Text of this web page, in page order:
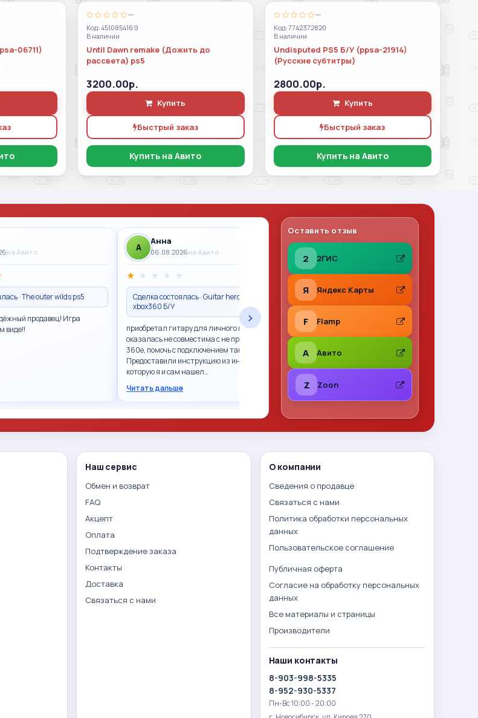
06711)
—
Код: 4510854169
В наличии
Until Dawn remake (Дожить до
рассвета) ps5
3200.00р.
Купить
Быстрый заказ
Купить на Авито
—
Код: 7742372820
В наличии
Undisputed PS5 Б/У (ppsa-21914)
(Русские субтитры)
2800.00р.
Купить
Быстрый заказ
Купить на Авито
на Авито
· The outer wilds ps5
продавец! Игра
виде!!
A
Анна
06.08.2026на Авито
★ ★ ★ ★ ★
Сделка состоялась · Guitar hero гитара
xbox360 Б/У
приобретал гитару для личного пользования,
оказалась не совместима с не прошитым xbox
360e, помочь с подключением так и не смогли.
Предоставили инструкцию из интернета,
которую я и сам нашел…
Читать дальше
Владимир Леонов
★ ★ ★ ★ ★
Сделка состоялась · Call of Duty 2: Big Red
One PS2 (sles-53415) (Англ
Все отлично. Фото перед отправкой, хорошо
упаковано. Рекомендую
›
Оставить отзыв
2 2ГИС
Я Яндекс Карты
F Flamp
A Авито
Z Zoon
Наш сервис
Обмен и возврат
FAQ
Акцепт
Оплата
Подтверждение заказа
Контакты
Доставка
Связаться с нами
О компании
Сведения о продавце
Связаться с нами
Политика обработки персональных
данных
Пользовательское соглашение
Публичная оферта
Согласие на обработку персональных
данных
Все материалы и страницы
Производители
Наши контакты
8-903-998-5335
8-952-930-5337
Пн-Вс 10:00 - 20:00